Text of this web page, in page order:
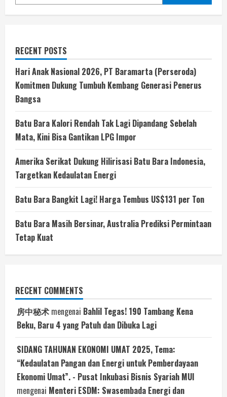
RECENT POSTS
Hari Anak Nasional 2026, PT Baramarta (Perseroda)
Komitmen Dukung Tumbuh Kembang Generasi Penerus
Bangsa
Batu Bara Kalori Rendah Tak Lagi Dipandang Sebelah
Mata, Kini Bisa Gantikan LPG Impor
Amerika Serikat Dukung Hilirisasi Batu Bara Indonesia,
Targetkan Kedaulatan Energi
Batu Bara Bangkit Lagi! Harga Tembus US$131 per Ton
Batu Bara Masih Bersinar, Australia Prediksi Permintaan
Tetap Kuat
RECENT COMMENTS
房中秘术 mengenai Bahlil Tegas! 190 Tambang Kena
Beku, Baru 4 yang Patuh dan Dibuka Lagi
SIDANG TAHUNAN EKONOMI UMAT 2025, Tema:
“Kedaulatan Pangan dan Energi untuk Pemberdayaan
Ekonomi Umat”. - Pusat Inkubasi Bisnis Syariah MUI
mengenai Menteri ESDM: Swasembada Energi dan